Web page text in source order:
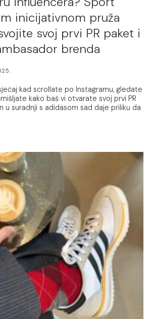
inicijativnom pruža
svoj prvi PR paket i
brenda
kad scrollate po Instagramu, gledate
kako baš vi otvarate svoj prvi PR
u suradnji s adidasom sad daje priliku da